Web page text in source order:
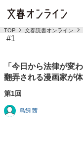
TOP 文春読書オンライン
#1
「今日から法律が変
翻弄される漫画家が
第1回
鳥飼 茜